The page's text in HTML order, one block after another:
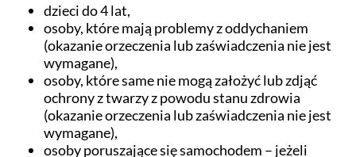
dzieci do 4 lat,
osoby, które mają problemy z oddychaniem
(okazanie orzeczenia lub zaświadczenia nie jest
wymagane),
osoby, które same nie mogą założyć lub zdjąć
ochrony z twarzy z powodu stanu zdrowia
(okazanie orzeczenia lub zaświadczenia nie jest
wymagane),
osoby poruszające się samochodem – jeżeli